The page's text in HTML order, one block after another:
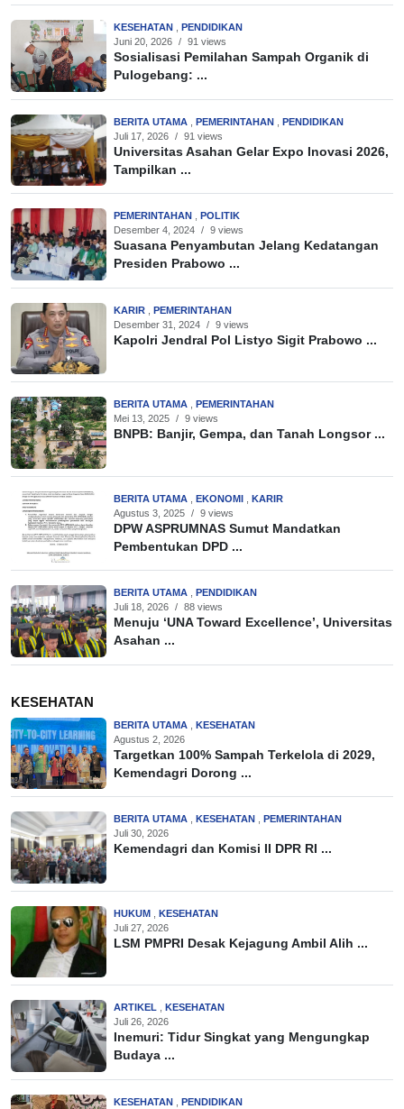
KESEHATAN
PENDIDIKAN
Juni 20, 2026 / 91 views
Sosialisasi Pemilahan Sampah Organik di
Pulogebang: ...
BERITA UTAMA PEMERINTAHAN
PENDIDIKAN
Juli 17, 2026 / 91 views
Universitas Asahan Gelar Expo Inovasi 2026,
Tampilkan ...
PEMERINTAHAN
POLITIK
Desember 4, 2024 / 9 views
Suasana Penyambutan Jelang Kedatangan
Presiden Prabowo ...
KARIR
PEMERINTAHAN
Desember 31, 2024 / 9 views
Kapolri Jendral Pol Listyo Sigit Prabowo ...
BERITA UTAMA
PEMERINTAHAN
Mei 13, 2025 / 9 views
BNPB: Banjir, Gempa, dan Tanah Longsor ...
BERITA UTAMA EKONOMI
KARIR
Agustus 3, 2025 / 9 views
DPW ASPRUMNAS Sumut Mandatkan
Pembentukan DPD ...
BERITA UTAMA
PENDIDIKAN
Juli 18, 2026 / 88 views
Menuju ‘UNA Toward Excellence’, Universitas
Asahan ...
KESEHATAN
BERITA UTAMA
KESEHATAN
Agustus 2, 2026
Targetkan 100% Sampah Terkelola di 2029,
Kemendagri Dorong ...
BERITA UTAMA KESEHATAN
PEMERINTAHAN
Juli 30, 2026
Kemendagri dan Komisi II DPR RI ...
HUKUM
KESEHATAN
Juli 27, 2026
LSM PMPRI Desak Kejagung Ambil Alih ...
ARTIKEL
KESEHATAN
Juli 26, 2026
Inemuri: Tidur Singkat yang Mengungkap
Budaya ...
KESEHATAN
PENDIDIKAN